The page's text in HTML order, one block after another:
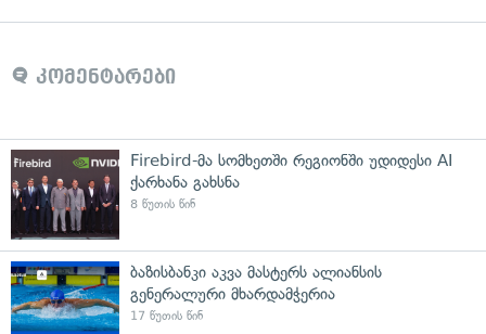
კომენტარები
Firebird-მა სომხეთში რეგიონში უდიდესი AI
ქარხანა გახსნა
8 წუთის წინ
ბაზისბანკი აკვა მასტერს ალიანსის
გენერალური მხარდამჭერია
17 წუთის წინ